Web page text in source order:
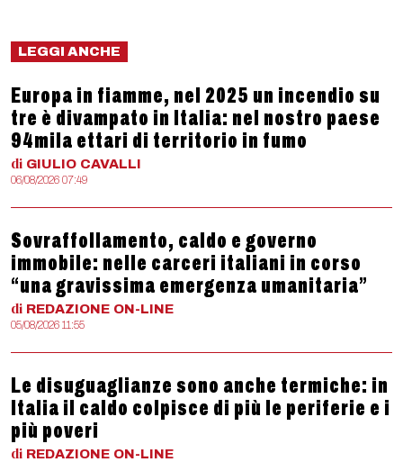
LEGGI ANCHE
Europa in fiamme, nel 2025 un incendio su
tre è divampato in Italia: nel nostro paese
94mila ettari di territorio in fumo
di GIULIO CAVALLI
06/08/2026 07:49
Sovraffollamento, caldo e governo
immobile: nelle carceri italiani in corso
“una gravissima emergenza umanitaria”
di REDAZIONE ON-LINE
05/08/2026 11:55
Le disuguaglianze sono anche termiche: in
Italia il caldo colpisce di più le periferie e i
più poveri
di REDAZIONE ON-LINE